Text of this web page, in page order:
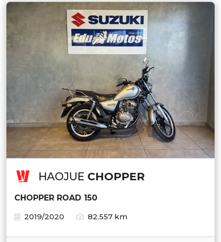
HAOJUE CHOPPER
CHOPPER ROAD 150
2019/2020
82.557 km